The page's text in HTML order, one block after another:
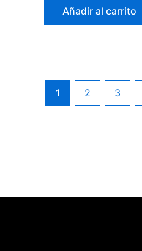
Añadir al carrito
1 2 3